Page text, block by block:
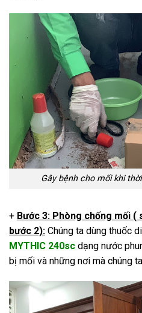
Gây bệnh cho mối khi
+ Bước 3: Phòng chống mối
bước 2): Chúng ta dùng thuốc
MYTHIC 240sc dạng nước
bị mối và những nơi mà chúng